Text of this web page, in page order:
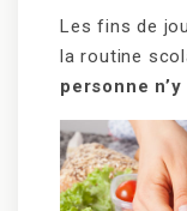
Les fins de
la routine
personne